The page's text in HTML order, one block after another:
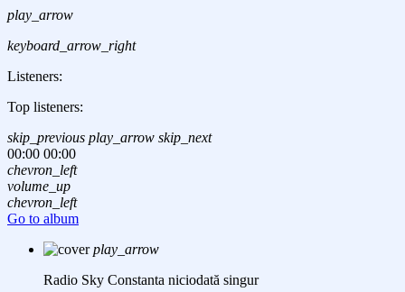
play_arrow
keyboard_arrow_right
Listeners:
Top listeners:
skip_previous play_arrow skip_next
00:00 00:00
chevron_left
volume_up
chevron_left
Go to album
play_arrow
Radio Sky Constanta niciodată singur